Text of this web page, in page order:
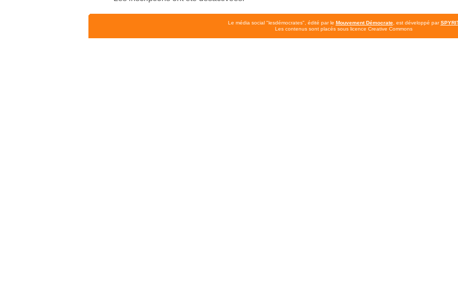
Le média social "lesdémocrates", édité par le Mouvement Démocrate, est développé par
Les contenus sont placés sous licence Creative Commons